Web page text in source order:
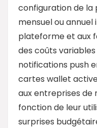
configuration de
mensuel ou annuel
plateforme et aux
des coûts
notifications push
cartes wallet
aux entreprises de
fonction de leur
surprises